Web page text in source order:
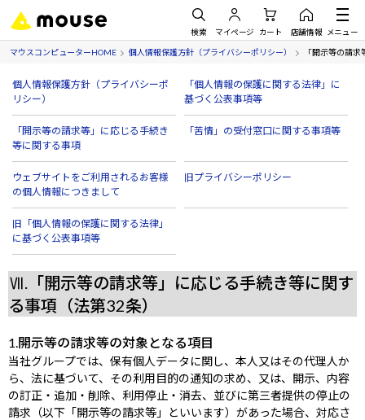
検索 マイページ カート 店舗情報 メニュー
マウスコンピューターHOME 個人情報保護方針（プライバシーポリシー） 「開示等の請
個人情報保護方針（プライバシーポ
リシー）
「個人情報の保護に関する法律」に
基づく公表事項等
「開示等の請求等」に応じる手続き
等に関する事項
「苦情」の受付窓口に関する事項等
ウェブサイトをご利用されるお客様
の個人情報につきまして
旧プライバシーポリシー
旧「個人情報の保護に関する法律」
に基づく公表事項等
Ⅶ.「開示等の請求等」に応じる手続き等に関す
る事項（法第32条）
1.開示等の請求等の対象となる項目
当社グループでは、保有個人データに関し、本人又はその代理人か
ら、法に基づいて、その利用目的の通知の求め、又は、開示、内容
の訂正・追加・削除、利用停止・消去、並びに第三者提供の停止の
請求（以下「開示等の請求等」といいます）があった場合、対応さ